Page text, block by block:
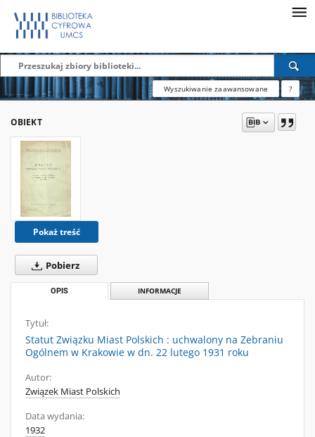
Wyszukiwanie zaawansowane ?
OBIEKT
Pokaż treść
Pobierz
OPIS INFORMACJE
Tytuł:
Statut Związku Miast Polskich : uchwalony na Zebraniu
Ogólnem w Krakowie w dn. 22 lutego 1931 roku
Autor:
Związek Miast Polskich
Data wydania:
1932